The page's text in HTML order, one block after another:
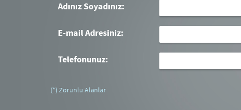
Adınız Soyadınız:
E-mail Adresiniz:
Telefonunuz:
(*) Zorunlu Alanlar